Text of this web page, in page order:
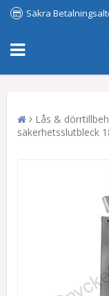
Säkra
Lås &
säkerhetsslutbleck